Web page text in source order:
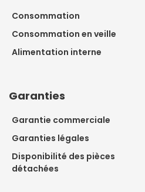
Consommation
Consommation en veille
Alimentation interne
Garanties
Garantie commerciale
Garanties légales
Disponibilité des pièces
détachées